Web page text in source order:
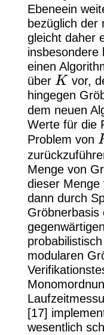
Ebeneein
bezüglich der
gleicht daher
insbesondere
einen
über
K
vor,
hingegen
dem neuen
Werte für die
Problem von
Menge von
dieser
dann durch
Gröbnerbasis
modularen
[17]
wesentlich